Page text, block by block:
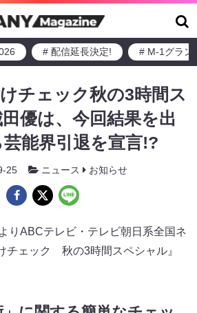
# 配信延長決定! # M-1グラン
けチェック秋の3時間ス
優は、今回結果を出
能界引退を宣言!?
25 ニュース お知らせ
りABCテレビ・テレビ朝日系全国ネ
チェック 秋の3時間スペシャル』